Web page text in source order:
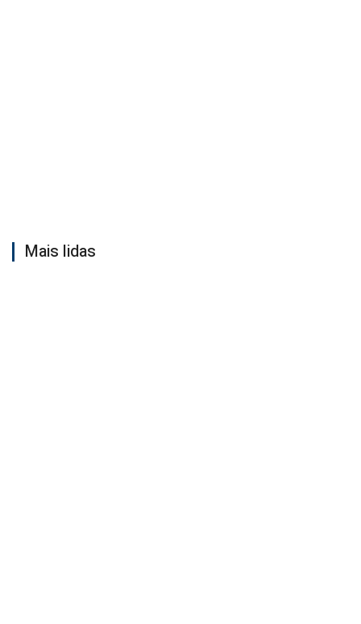
Mais lidas